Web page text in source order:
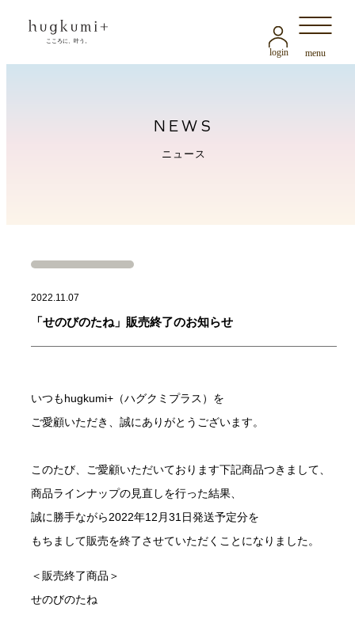
menu
login
NEWS
ニュース
2022.11.07
「せのびのたね」販売終了のお知らせ
いつもhugkumi+（ハグクミプラス）を
ご愛顧いただき、誠にありがとうございます。
このたび、ご愛顧いただいております下記商品つきまして、
商品ラインナップの見直しを行った結果、
誠に勝手ながら2022年12月31日発送予定分を
もちまして販売を終了させていただくことになりました。
＜販売終了商品＞
せのびのたね